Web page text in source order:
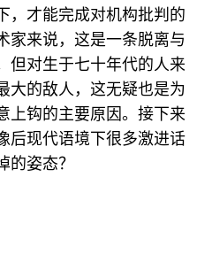
，才能完成对机构批判的
家来说，这是一条脱离与
但对生于七十年代的人来
大的敌人，这无疑也是为
上钩的主要原因。接下来
后现代语境下很多激进话
的姿态？